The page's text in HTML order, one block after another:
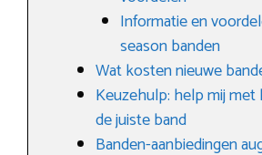
Informatie en
season banden
Wat kosten nieuwe
Keuzehulp: help mij met
de juiste band
Banden-aanbiedingen